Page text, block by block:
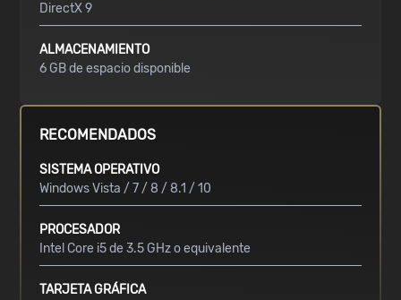
DirectX 9
ALMACENAMIENTO
6 GB de espacio disponible
RECOMENDADOS
SISTEMA OPERATIVO
Windows Vista / 7 / 8 / 8.1 / 10
PROCESADOR
Intel Core i5 de 3.5 GHz o equivalente
TARJETA GRÁFICA